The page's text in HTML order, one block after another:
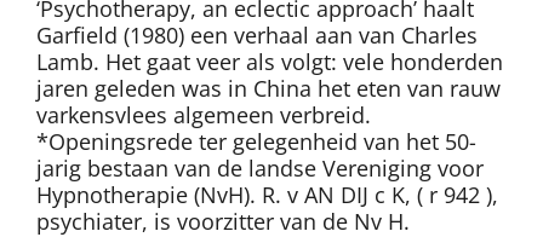
‘Psychotherapy, an eclectic approach’ haalt
Garfield (1980) een verhaal aan van Charles
Lamb. Het gaat veer als volgt: vele honderden
jaren geleden was in China het eten van rauw
varkensvlees algemeen verbreid.
*Openingsrede ter gelegenheid van het 50-
jarig bestaan van de landse Vereniging voor
Hypnotherapie (NvH). R. v AN DIJ c K, ( r 942 ),
psychiater, is voorzitter van de Nv H.